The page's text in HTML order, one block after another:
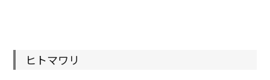
ヒトマワリ